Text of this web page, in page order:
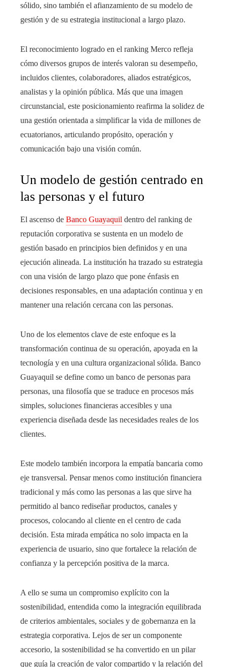
sólido, sino también el afianzamiento de su modelo de
gestión y de su estrategia institucional a largo plazo.
El reconocimiento logrado en el ranking Merco refleja
cómo diversos grupos de interés valoran su desempeño,
incluidos clientes, colaboradores, aliados estratégicos,
analistas y la opinión pública. Más que una imagen
circunstancial, este posicionamiento reafirma la solidez de
una gestión orientada a simplificar la vida de millones de
ecuatorianos, articulando propósito, operación y
comunicación bajo una visión común.
Un modelo de gestión centrado en
las personas y el futuro
El ascenso de Banco Guayaquil dentro del ranking de
reputación corporativa se sustenta en un modelo de
gestión basado en principios bien definidos y en una
ejecución alineada. La institución ha trazado su estrategia
con una visión de largo plazo que pone énfasis en
decisiones responsables, en una adaptación continua y en
mantener una relación cercana con las personas.
Uno de los elementos clave de este enfoque es la
transformación continua de su operación, apoyada en la
tecnología y en una cultura organizacional sólida. Banco
Guayaquil se define como un banco de personas para
personas, una filosofía que se traduce en procesos más
simples, soluciones financieras accesibles y una
experiencia diseñada desde las necesidades reales de los
clientes.
Este modelo también incorpora la empatía bancaria como
eje transversal. Pensar menos como institución financiera
tradicional y más como las personas a las que sirve ha
permitido al banco rediseñar productos, canales y
procesos, colocando al cliente en el centro de cada
decisión. Esta mirada empática no solo impacta en la
experiencia de usuario, sino que fortalece la relación de
confianza y la percepción positiva de la marca.
A ello se suma un compromiso explícito con la
sostenibilidad, entendida como la integración equilibrada
de criterios ambientales, sociales y de gobernanza en la
estrategia corporativa. Lejos de ser un componente
accesorio, la sostenibilidad se ha convertido en un pilar
que guía la creación de valor compartido y la relación del